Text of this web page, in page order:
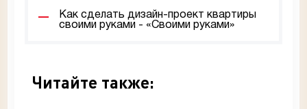
Как сделать дизайн-проект квартиры
своими руками - «Своими руками»
Читайте также: